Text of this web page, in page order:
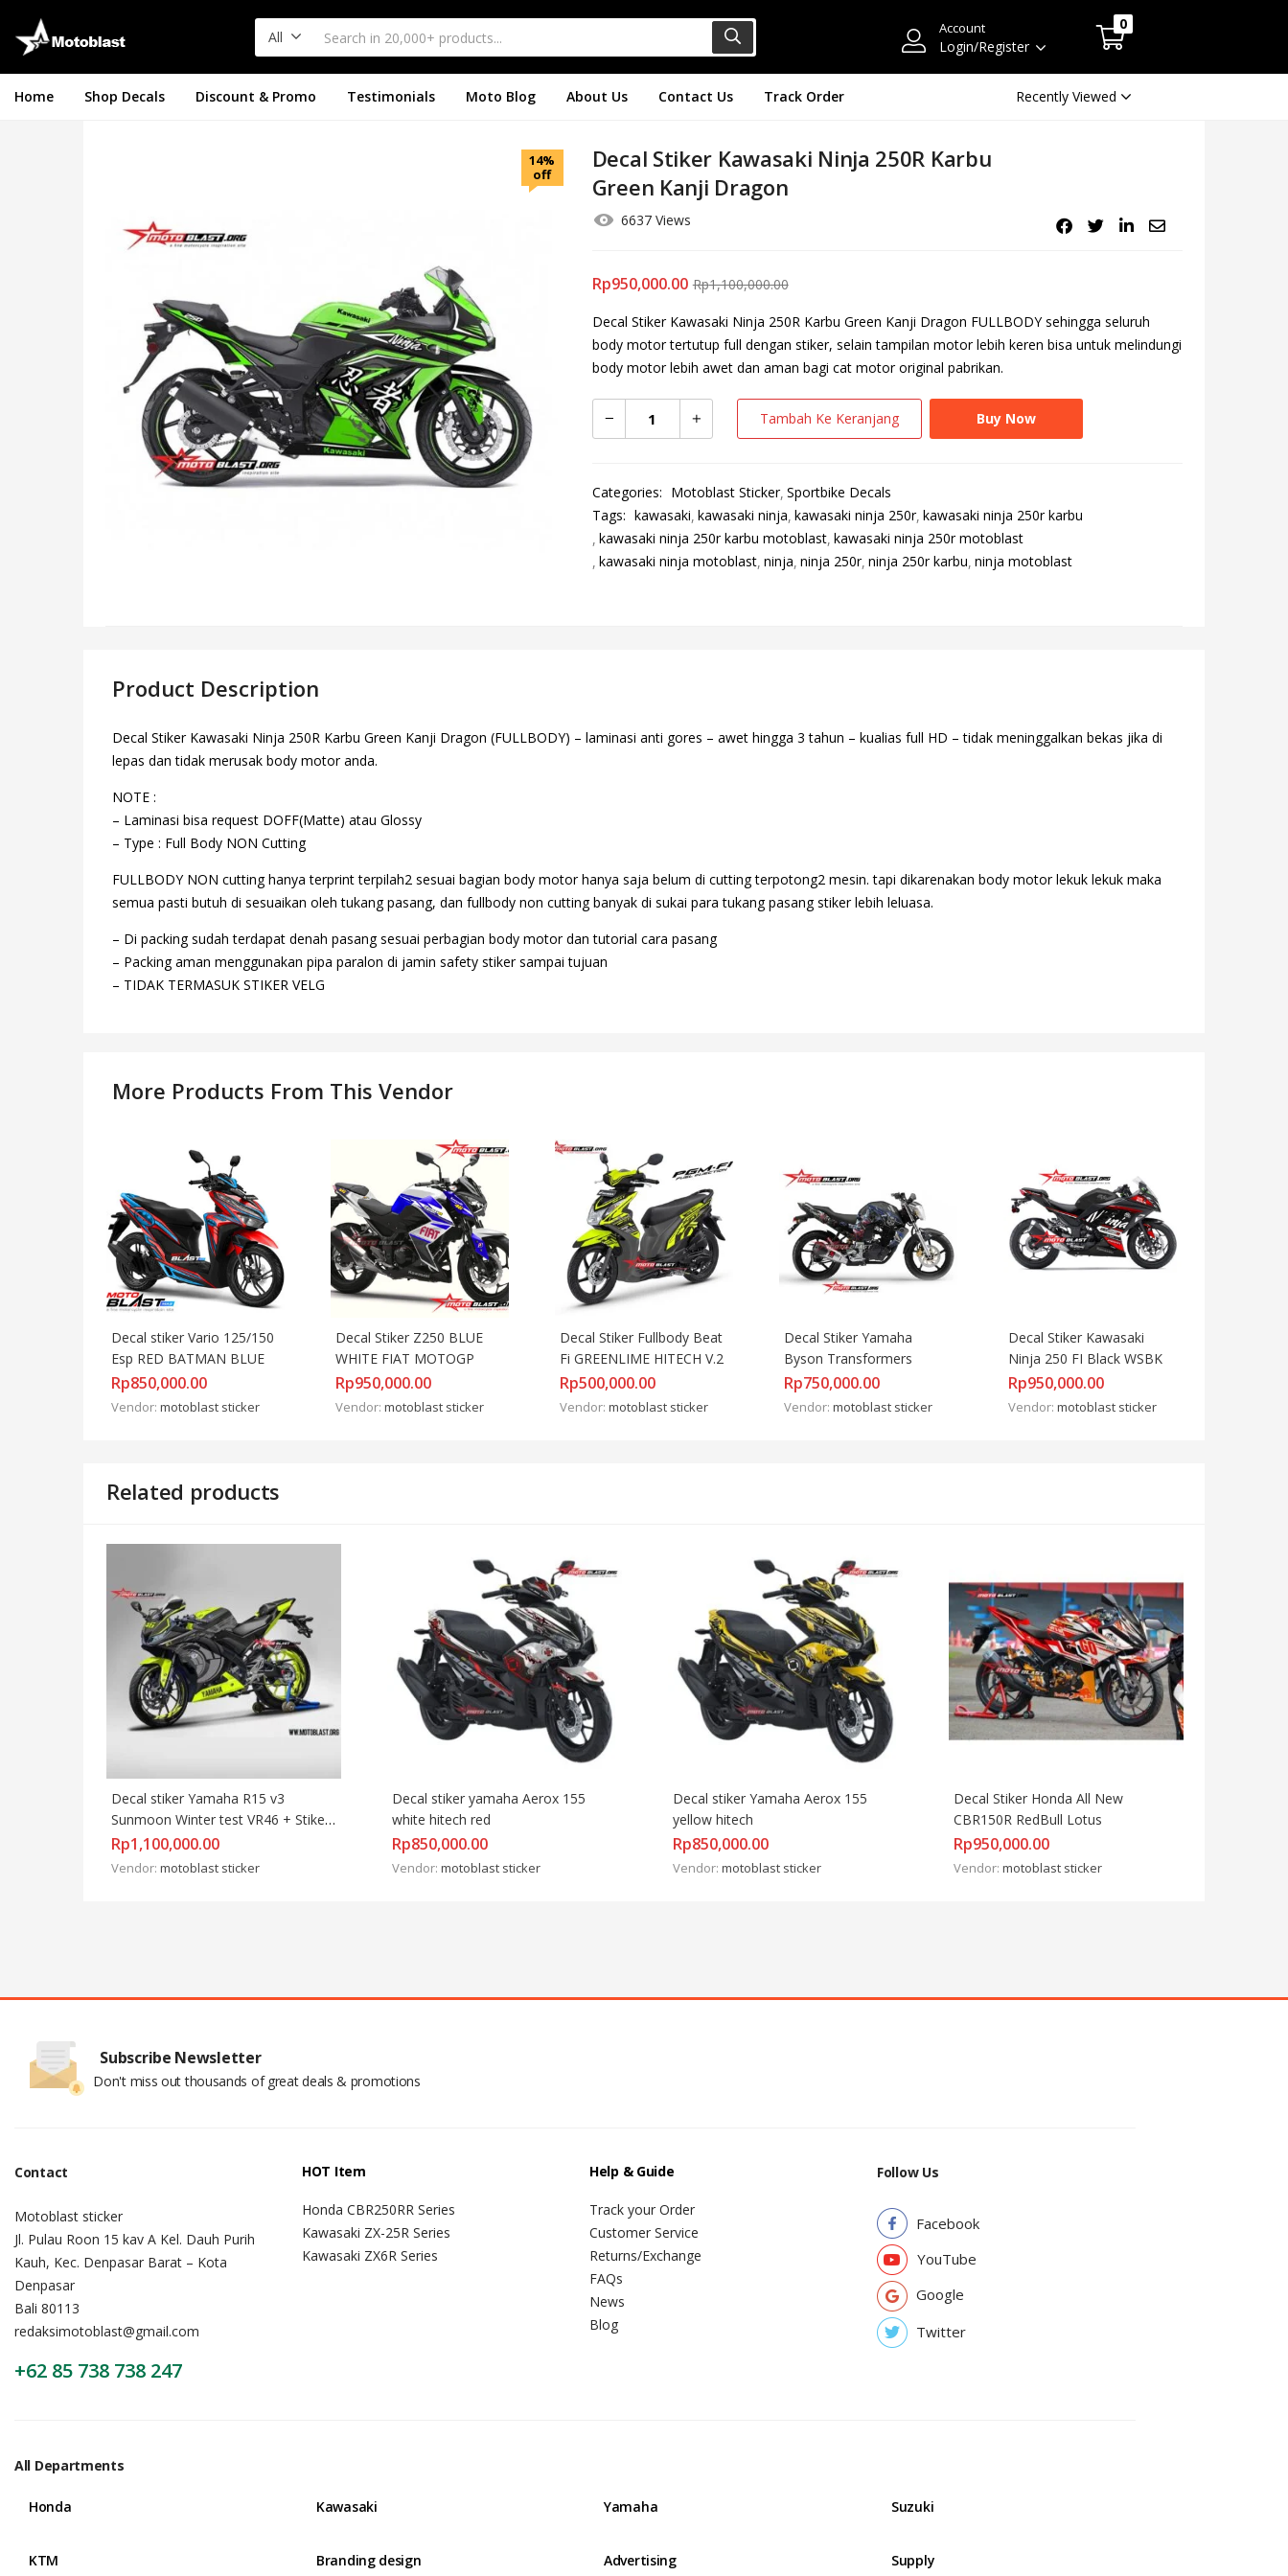
All
Account
Login/Register
0
Home Shop Decals Discount & Promo Testimonials Moto Blog About Us Contact Us Track Order Recently Viewed
14%
off
Decal Stiker Kawasaki Ninja 250R Karbu
Green Kanji Dragon
6637 Views
Rp950,000.00 Rp1,100,000.00
Decal Stiker Kawasaki Ninja 250R Karbu Green Kanji Dragon FULLBODY sehingga seluruh
body motor tertutup full dengan stiker, selain tampilan motor lebih keren bisa untuk melindungi
body motor lebih awet dan aman bagi cat motor original pabrikan.
Tambah Ke Keranjang Buy Now
Categories: Motoblast Sticker Sportbike Decals
Tags: kawasaki kawasaki ninja kawasaki ninja 250r kawasaki ninja 250r karbu
kawasaki ninja 250r karbu motoblast kawasaki ninja 250r motoblast
kawasaki ninja motoblast ninja ninja 250r ninja 250r karbu ninja motoblast
Product Description
Decal Stiker Kawasaki Ninja 250R Karbu Green Kanji Dragon (FULLBODY) – laminasi anti gores – awet hingga 3 tahun – kualias full HD – tidak meninggalkan bekas jika di
lepas dan tidak merusak body motor anda.
NOTE :
– Laminasi bisa request DOFF(Matte) atau Glossy
– Type : Full Body NON Cutting
FULLBODY NON cutting hanya terprint terpilah2 sesuai bagian body motor hanya saja belum di cutting terpotong2 mesin. tapi dikarenakan body motor lekuk lekuk maka
semua pasti butuh di sesuaikan oleh tukang pasang, dan fullbody non cutting banyak di sukai para tukang pasang stiker lebih leluasa.
– Di packing sudah terdapat denah pasang sesuai perbagian body motor dan tutorial cara pasang
– Packing aman menggunakan pipa paralon di jamin safety stiker sampai tujuan
– TIDAK TERMASUK STIKER VELG
More Products From This Vendor
Decal stiker Vario 125/150
Esp RED BATMAN BLUE
Rp850,000.00
Vendor: motoblast sticker
Decal Stiker Z250 BLUE
WHITE FIAT MOTOGP
Rp950,000.00
Vendor: motoblast sticker
Decal Stiker Fullbody Beat
Fi GREENLIME HITECH V.2
Rp500,000.00
Vendor: motoblast sticker
Decal Stiker Yamaha
Byson Transformers
Rp750,000.00
Vendor: motoblast sticker
Decal Stiker Kawasaki
Ninja 250 FI Black WSBK
Rp950,000.00
Vendor: motoblast sticker
Related products
Decal stiker Yamaha R15 v3
Sunmoon Winter test VR46 + Stiker
velg
Rp1,100,000.00
Vendor: motoblast sticker
Decal stiker yamaha Aerox 155
white hitech red
Rp850,000.00
Vendor: motoblast sticker
Decal stiker Yamaha Aerox 155
yellow hitech
Rp850,000.00
Vendor: motoblast sticker
Decal Stiker Honda All New
CBR150R RedBull Lotus
Rp950,000.00
Vendor: motoblast sticker
Subscribe Newsletter
Don't miss out thousands of great deals & promotions
Contact
Motoblast sticker
Jl. Pulau Roon 15 kav A Kel. Dauh Purih
Kauh, Kec. Denpasar Barat – Kota
Denpasar
Bali 80113
redaksimotoblast@gmail.com
+62 85 738 738 247
HOT Item
Honda CBR250RR Series
Kawasaki ZX-25R Series
Kawasaki ZX6R Series
Help & Guide
Track your Order
Customer Service
Returns/Exchange
FAQs
News
Blog
Follow Us
Facebook
YouTube
Google
Twitter
All Departments
Honda Kawasaki Yamaha Suzuki
KTM Branding design Advertising Supply